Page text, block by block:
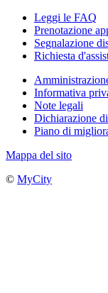
Leggi le FAQ
Prenotazione
Segnalazione
Richiesta
Informativa
Note legali
Dichiarazione
Piano di
Mappa del sito
© MyCity